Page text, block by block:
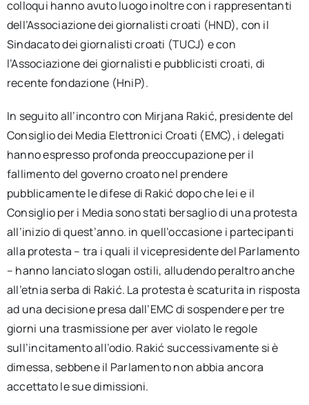
colloqui hanno avuto luogo inoltre con i rappresentanti
dell’Associazione dei giornalisti croati (HND), con il
Sindacato dei giornalisti croati (TUCJ) e con
l’Associazione dei giornalisti e pubblicisti croati, di
recente fondazione (HniP).
In seguito all’incontro con Mirjana Rakić, presidente del
Consiglio dei Media Elettronici Croati (EMC), i delegati
hanno espresso profonda preoccupazione per il
fallimento del governo croato nel prendere
pubblicamente le difese di Rakić dopo che lei e il
Consiglio per i Media sono stati bersaglio di una protesta
all’inizio di quest’anno. in quell’occasione i partecipanti
alla protesta – tra i quali il vicepresidente del Parlamento
– hanno lanciato slogan ostili, alludendo peraltro anche
all’etnia serba di Rakić. La protesta è scaturita in risposta
ad una decisione presa dall’EMC di sospendere per tre
giorni una trasmissione per aver violato le regole
sull’incitamento all’odio. Rakić successivamente si è
dimessa, sebbene il Parlamento non abbia ancora
accettato le sue dimissioni.